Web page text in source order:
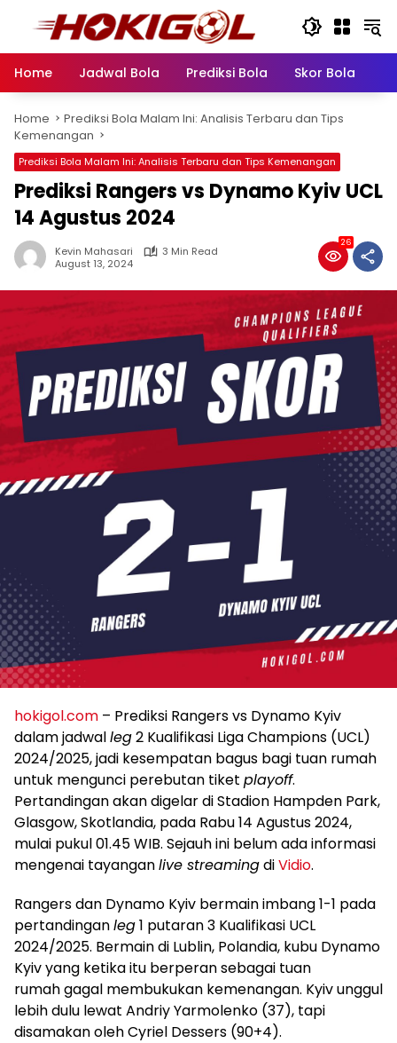
Home
Jadwal Bola Prediksi Bola Skor Bola
Home
Prediksi Bola Malam Ini: Analisis Terbaru dan Tips
Kemenangan
Prediksi Bola Malam Ini: Analisis Terbaru dan Tips Kemenangan
Prediksi Rangers vs Dynamo Kyiv UCL
14 Agustus 2024
Kevin Mahasari
3 Min Read
August 13, 2024
26
hokigol.com – Prediksi Rangers vs Dynamo Kyiv
dalam jadwalleg2 Kualifikasi Liga Champions (UCL)
2024/2025, jadi kesempatan bagus bagi tuan rumah
untuk mengunci perebutan tiket playoff.
Pertandingan akan digelar di Stadion Hampden Park,
Glasgow, Skotlandia, pada Rabu 14 Agustus 2024,
mulai pukul 01.45 WIB. Sejauh ini belum ada informasi
mengenai tayanganlive streamingdiVidio.
Rangers dan Dynamo Kyiv bermain imbang 1-1 pada
pertandinganleg1 putaran 3 Kualifikasi UCL
2024/2025. Bermain di Lublin, Polandia, kubu Dynamo
Kyiv yang ketika itu berperan sebagai tuan
rumah gagal membukukan kemenangan. Kyiv unggul
lebih dulu lewat Andriy Yarmolenko (37), tapi
disamakan oleh Cyriel Dessers (90+4).